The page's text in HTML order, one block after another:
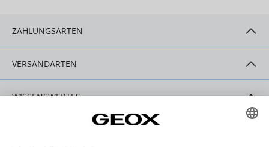
ZAHLUNGSARTEN
VERSANDARTEN
WISSENSWERTES